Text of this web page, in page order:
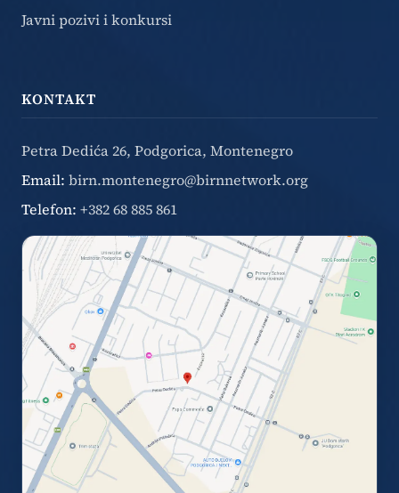
Javni pozivi i konkursi
KONTAKT
Petra Dedića 26, Podgorica, Montenegro
Email: birn.montenegro@birnnetwork.org
Telefon: +382 68 885 861